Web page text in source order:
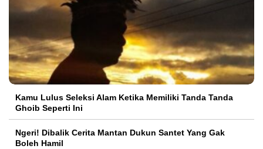
Kamu Lulus Seleksi Alam Ketika Memiliki Tanda Tanda
Ghoib Seperti Ini
Ngeri! Dibalik Cerita Mantan Dukun Santet Yang Gak
Boleh Hamil